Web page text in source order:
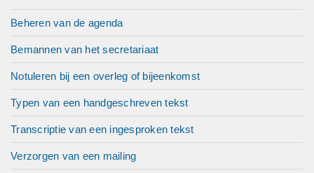
Beheren van de agenda
Bemannen van het secretariaat
Notuleren bij een overleg of bijeenkomst
Typen van een handgeschreven tekst
Transcriptie van een ingesproken tekst
Verzorgen van een mailing